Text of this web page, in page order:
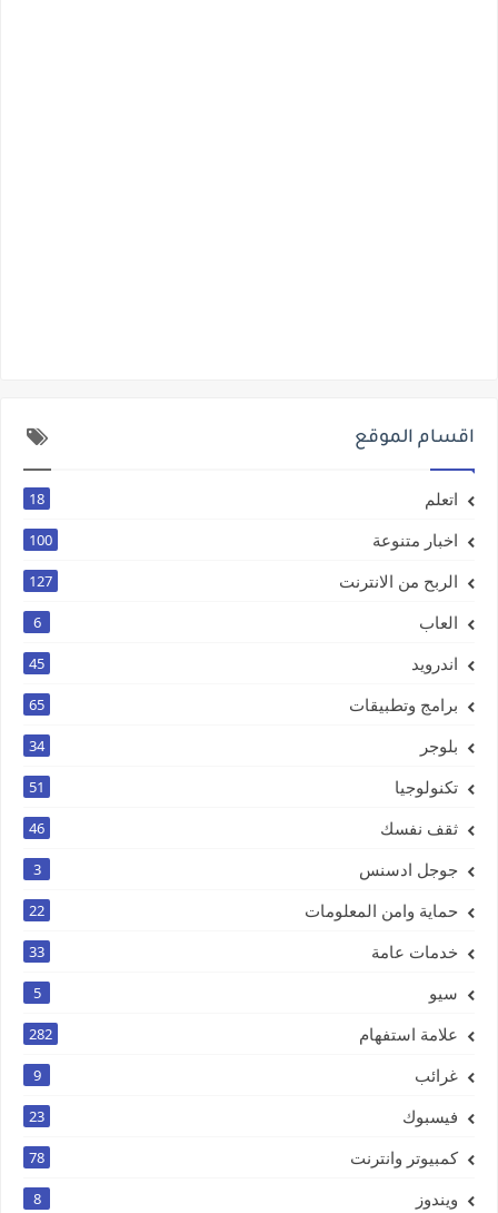
اقسام الموقع
اتعلم 18
اخبار متنوعة 100
الربح من الانترنت 127
العاب 6
اندرويد 45
برامج وتطبيقات 65
بلوجر 34
تكنولوجيا 51
ثقف نفسك 46
جوجل ادسنس 3
حماية وامن المعلومات 22
خدمات عامة 33
سيو 5
علامة استفهام 282
غرائب 9
فيسبوك 23
كمبيوتر وانترنت 78
ويندوز 8